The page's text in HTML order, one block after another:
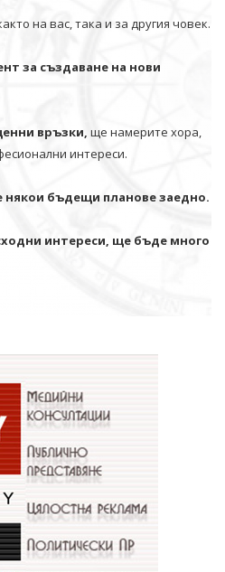
на вас, така и за другия човек.
за създаване на нови
връзки, ще намерите хора,
интереси.
бъдещи планове заедно.
интереси, ще бъде много